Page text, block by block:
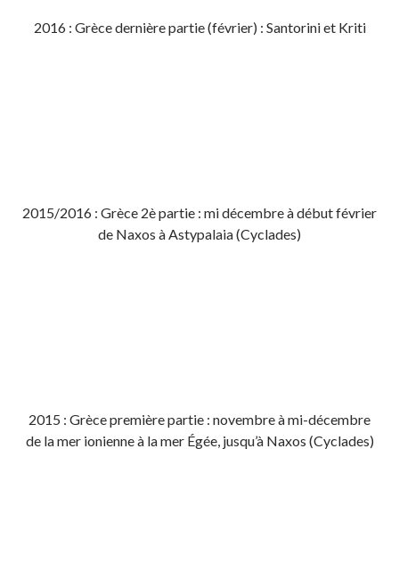
2016 : Grèce dernière partie (février) : Santorini et Kriti
2015/2016 : Grèce 2è partie : mi décembre à début février
de Naxos à Astypalaia (Cyclades)
2015 : Grèce première partie : novembre à mi-décembre
de la mer ionienne à la mer Égée, jusqu’à Naxos (Cyclades)